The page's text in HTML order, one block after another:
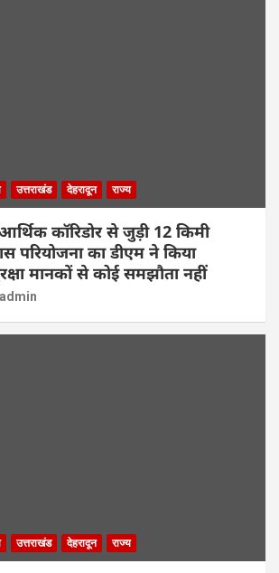
उत्तराखंड देहरादून राज्य
कॉरिडोर से जुड़ी 12 किमी
परियोजना का डीएम ने किया
मानकों से कोई समझौता नहीं
admin
उत्तराखंड देहरादून राज्य